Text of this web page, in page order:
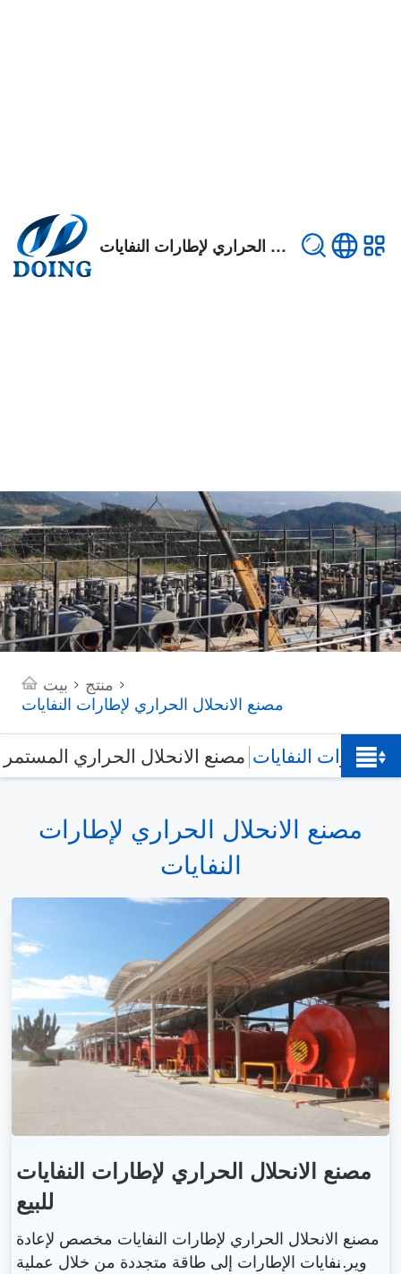
مصنع الانحلال الحراري لإطارات النفايات
بيت > منتج >
مصنع الانحلال الحراري لإطارات النفايات
مصنع الانحلال الحراري المستمر لإطارات النفايات
مصنع الانحلال الحراري لإطارات
النفايات
مصنع الانحلال الحراري لإطارات النفايات
للبيع
مصنع الانحلال الحراري لإطارات النفايات مخصص لإعادة
تدوير نفايات الإطارات إلى طاقة متجددة من خلال عملية